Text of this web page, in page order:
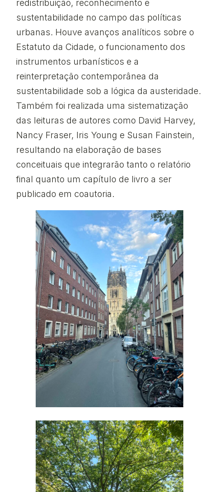
redistribuição, reconhecimento e
sustentabilidade no campo das políticas
urbanas. Houve avanços analíticos sobre o
Estatuto da Cidade, o funcionamento dos
instrumentos urbanísticos e a
reinterpretação contemporânea da
sustentabilidade sob a lógica da austeridade.
Também foi realizada uma sistematização
das leituras de autores como David Harvey,
Nancy Fraser, Iris Young e Susan Fainstein,
resultando na elaboração de bases
conceituais que integrarão tanto o relatório
final quanto um capítulo de livro a ser
publicado em coautoria.